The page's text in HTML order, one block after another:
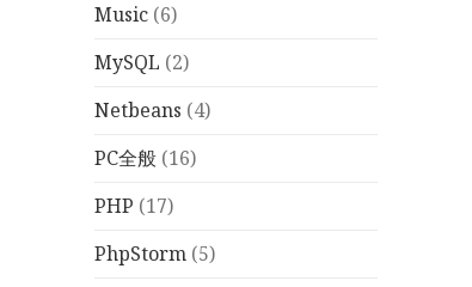
Music (6)
MySQL (2)
Netbeans (4)
PC全般 (16)
PHP (17)
PhpStorm (5)